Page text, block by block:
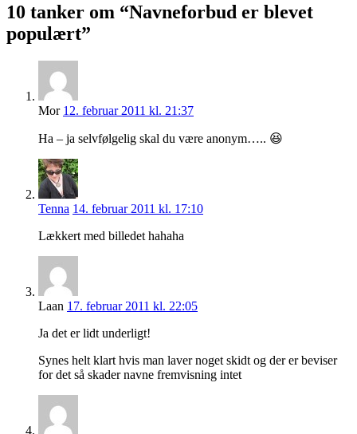
10 tanker om “Navneforbud er blevet
populært”
Mor 12. februar 2011 kl. 21:37
Ha – ja selvfølgelig skal du være anonym….. 😆
Tenna 14. februar 2011 kl. 17:10
Lækkert med billedet hahaha
Laan 17. februar 2011 kl. 22:05
Ja det er lidt underligt!
Synes helt klart hvis man laver noget skidt og der er beviser
for det så skader navne fremvisning intet